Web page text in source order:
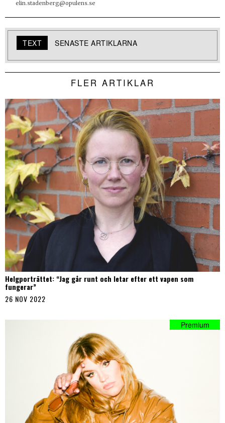
elin.stadenberg@opulens.se
TEXT SENASTE ARTIKLARNA
FLER ARTIKLAR
Helgporträttet: “Jag går runt och letar efter ett vapen som
fungerar”
26 NOV 2022